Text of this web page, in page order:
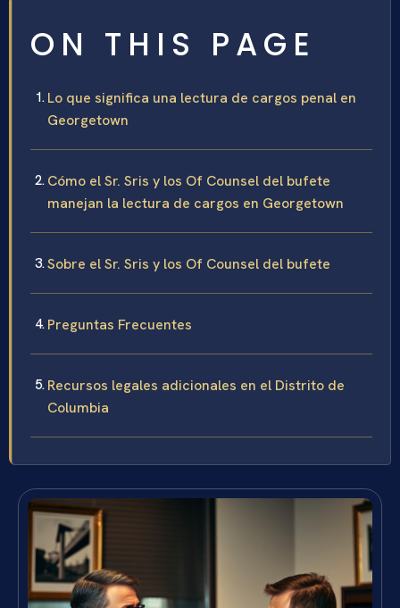
ON THIS PAGE
Lo que significa una lectura de cargos penal en
Georgetown
Cómo el Sr. Sris y los Of Counsel del bufete
manejan la lectura de cargos en Georgetown
Sobre el Sr. Sris y los Of Counsel del bufete
Preguntas Frecuentes
Recursos legales adicionales en el Distrito de
Columbia